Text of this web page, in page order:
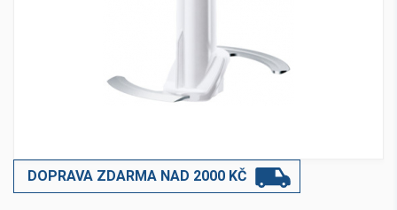
DOPRAVA ZDARMA NAD 2000 KČ